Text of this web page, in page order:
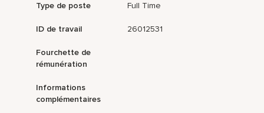
Type de poste Full Time
ID de travail 26012531
Fourchette de
rémunération
Informations
complémentaires